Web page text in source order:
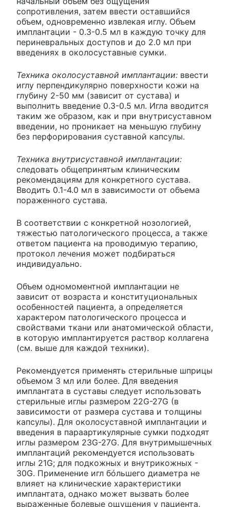
сопротивления, затем ввести оставшийся
объем, одновременно извлекая иглу. Объем
имплантации - 0.3-0.5 мл в каждую точку для
периневральных доступов и до 2.0 мл при
введениях в околосуставные сумки.
Техника околосуставной имплантации: ввести
иглу перпендикулярно поверхности кожи на
глубину 2-50 мм (зависит от сустава) и
выполнить введение 0.3-0.5 мл. Игла вводится
таким же образом, как и при внутрисуставном
введении, но проникает на меньшую глубину
без перфорирования суставной капсулы.
Техника внутрисуставной имплантации:
следовать общепринятым клиническим
рекомендациям для конкретного сустава.
Вводить 0.1-4.0 мл в зависимости от объема
пораженного сустава.
В соответствии с конкретной нозологией,
тяжестью патологического процесса, а также
ответом пациента на проводимую терапию,
протокол лечения может подбираться
индивидуально.
Объем одномоментной имплантации не
зависит от возраста и конституциональных
особенностей пациента, а определяется
характером патологического процесса и
свойствами ткани или анатомической области,
в которую имплантируется раствор коллагена
(см. выше для каждой техники).
Рекомендуется применять стерильные шприцы
объемом 3 мл или более. Для введения
имплантата в суставы следует использовать
стерильные иглы размером 22G-27G (в
зависимости от размера сустава и толщины
капсулы). Для околосуставной имплантации и
введения в параартикулярные сумки подходят
иглы размером 23G-27G. Для внутримышечных
имплантаций рекомендуется использовать
иглы 21G; для подкожных и внутрикожных -
30G. Применение игл бóльшего диаметра не
влияет на клинические характеристики
имплантата, однако может вызвать более
выраженные болевые ощущения у пациента.